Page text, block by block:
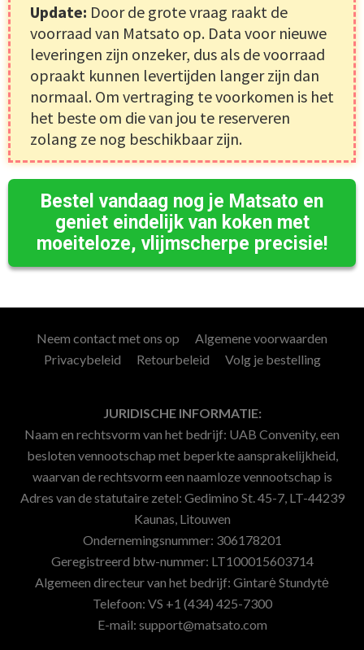
Update: Door de grote vraag raakt de
voorraad van Matsato op. Data voor nieuwe
leveringen zijn onzeker, dus als de voorraad
opraakt kunnen levertijden langer zijn dan
normaal. Om vertraging te voorkomen is het
het beste om die van jou te reserveren
zolang ze nog beschikbaar zijn.
Bestel vandaag nog je Matsato en
geniet eindelijk van koken met
moeiteloze, vlijmscherpe precisie!
Neem contact met ons op
Algemene voorwaarden
Privacybeleid
Retourbeleid Volg je bestelling
JURIDISCHE INFORMATIE:
Naam en rechtsvorm van het bedrijf: UAB Convenity, een
besloten vennootschap met beperkte aansprakelijkheid,
waarvan de rechtsvorm een naamloze vennootschap is
Adres van de statutaire zetel: Gedimino St. 45-7, LT-44239
Kaunas, Litouwen
Ondernemingsnummer: 306178201
Geregistreerd btw-nummer: LT100015603714
Algemeen directeur van het bedrijf: Gintarė Stundytė
Telefoon: VS +1 (434) 425-7300
E-mail: support@matsato.com